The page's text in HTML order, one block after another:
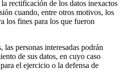
rectificación de los datos inexactos
cuando, entre otros motivos, los
los fines para los que fueron
personas interesadas podrán
de sus datos, en cuyo caso
el ejercicio o la defensa de